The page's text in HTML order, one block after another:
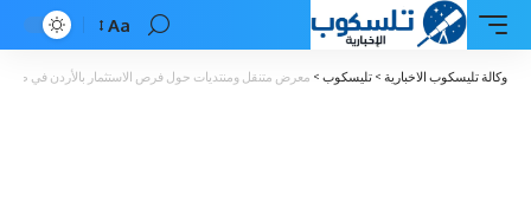
Font
Resizer
Aa
وكالة تليسكوب الاخبارية > تليسكوب > معرض متنقل ومنتديات حول فرص الاستثمار بالأردن في